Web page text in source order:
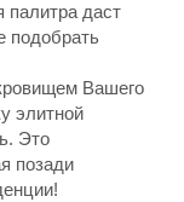
палитра даст
подобрать
Вашего
элитной
Это
позади